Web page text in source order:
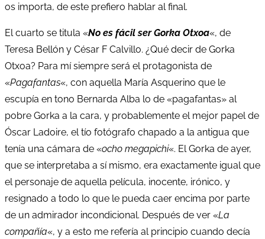
os importa, de este prefiero hablar al final.
El cuarto se titula «No es fácil ser Gorka Otxoa«, de
Teresa Bellón y César F Calvillo. ¿Qué decir de Gorka
Otxoa? Para mí siempre será el protagonista de
«Pagafantas«, con aquella María Asquerino que le
escupía en tono Bernarda Alba lo de «pagafantas» al
pobre Gorka a la cara, y probablemente el mejor papel de
Óscar Ladoire, el tío fotógrafo chapado a la antigua que
tenía una cámara de «ocho megapichi«. El Gorka de ayer,
que se interpretaba a sí mismo, era exactamente igual que
el personaje de aquella película, inocente, irónico, y
resignado a todo lo que le pueda caer encima por parte
de un admirador incondicional. Después de ver «La
compañía«, y a esto me refería al principio cuando decía